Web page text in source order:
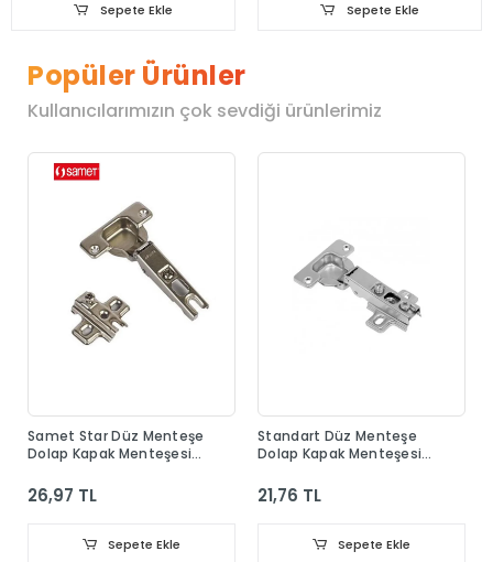
Sepete Ekle Sepete Ekle
Popüler Ürünler
Kullanıcılarımızın çok sevdiği ürünlerimiz
Samet Star Düz Menteşe
Dolap Kapak Menteşesi
26,97 TL
Sepete Ekle
Standart Düz Menteşe
Dolap Kapak Menteşesi
21,76 TL
Sepete Ekle